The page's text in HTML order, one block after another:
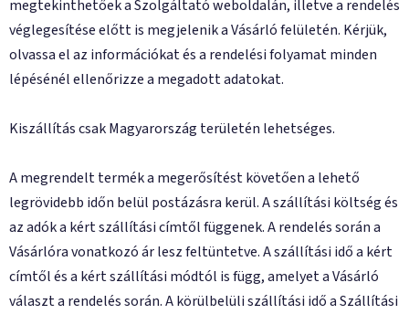
megtekinthetőek a Szolgáltató weboldalán, illetve a rendelés
véglegesítése előtt is megjelenik a Vásárló felületén. Kérjük,
olvassa el az információkat és a rendelési folyamat minden
lépésénél ellenőrizze a megadott adatokat.
Kiszállítás csak Magyarország területén lehetséges.
A megrendelt termék a megerősítést követően a lehető
legrövidebb időn belül postázásra kerül. A szállítási költség és
az adók a kért szállítási címtől függenek. A rendelés során a
Vásárlóra vonatkozó ár lesz feltüntetve. A szállítási idő a kért
címtől és a kért szállítási módtól is függ, amelyet a Vásárló
választ a rendelés során. A körülbelüli szállítási idő a Szállítási